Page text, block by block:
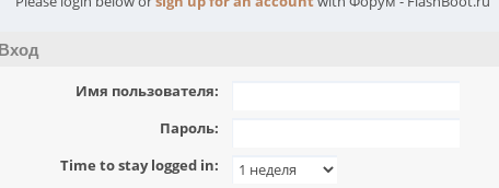
Вход
Имя пользователя:
Пароль:
Time to stay logged in: